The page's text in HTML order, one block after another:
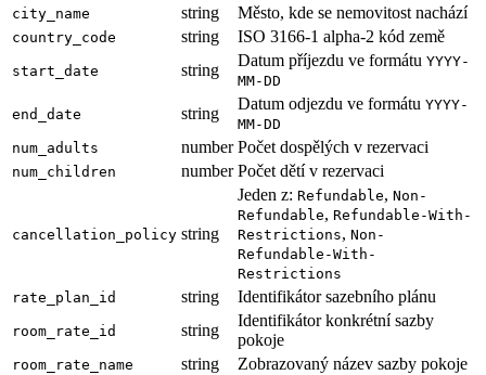
city_name string Město, kde se nemovitost nachází
country_code string ISO 3166-1 alpha-2 kód země
start_date string
Datum příjezdu ve formátu YYYY-
MM-DD
end_date string
Datum odjezdu ve formátu YYYY-
MM-DD
num_adults
number Počet dospělých v rezervaci
num_children number Počet dětí v rezervaci
cancellation_policy string
Jeden z: Refundable, Non-
Refundable, Refundable-With-
Restrictions, Non-
Refundable-With-
Restrictions
rate_plan_id
string Identifikátor sazebního plánu
room_rate_id string
Identifikátor konkrétní sazby
pokoje
room_rate_name string Zobrazovaný název sazby pokoje